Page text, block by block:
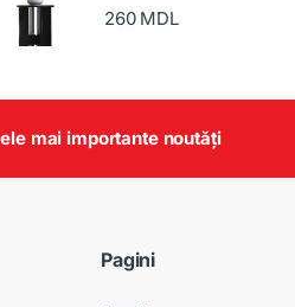
260 MDL
mai importante noutăți
Pagini